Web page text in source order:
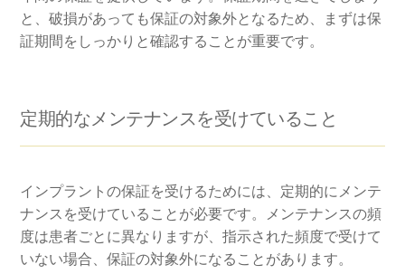
と、破損があっても保証の対象外となるため、まずは保
証期間をしっかりと確認することが重要です。
定期的なメンテナンスを受けていること
インプラントの保証を受けるためには、定期的にメンテ
ナンスを受けていることが必要です。メンテナンスの頻
度は患者ごとに異なりますが、指示された頻度で受けて
いない場合、保証の対象外になることがあります。